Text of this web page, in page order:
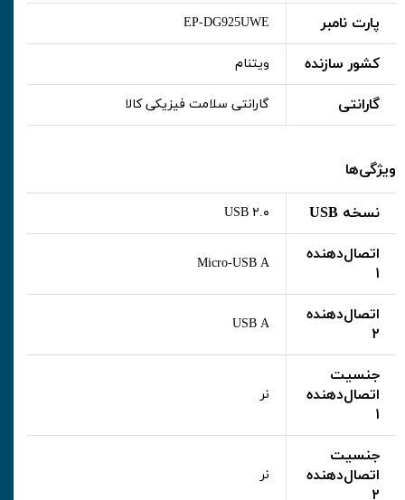
پارت نامبر EP-DG925UWE
کشور سازنده ویتنام
گارانتی گارانتی سلامت فیزیکی کالا
ویژگی‌ها
نسخه USB USB ۲.۰
اتصال‌دهنده
۱
Micro-USB A
اتصال‌دهنده
۲
USB A
جنسیت
اتصال‌دهنده
۱
نر
جنسیت
اتصال‌دهنده
۲
نر